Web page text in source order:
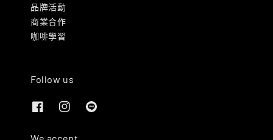
品牌活動
商業合作
咖啡學習
Follow us
We accept